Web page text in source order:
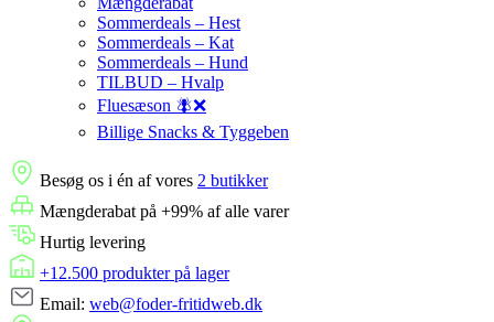
Sommerdeals – Hest
Sommerdeals – Kat
Sommerdeals – Hund
TILBUD – Hvalp
Fluesæson 🪰❌
Billige Snacks & Tyggeben
Besøg os i én af vores 2 butikker
Mængderabat på +99% af alle varer
Hurtig levering
+12.500 produkter på lager
Email: web@foder-fritidweb.dk